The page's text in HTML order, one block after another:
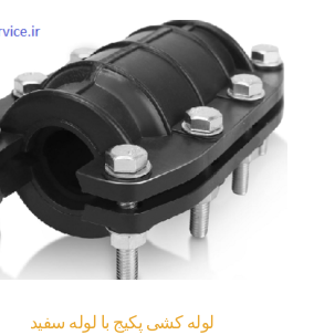
لوله کشی پکیج با لوله سفید